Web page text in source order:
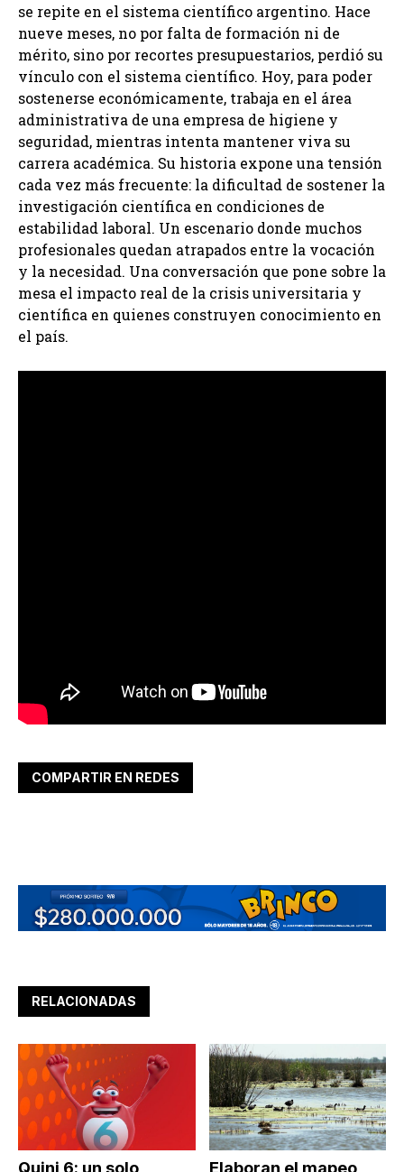
se repite en el sistema científico argentino. Hace
nueve meses, no por falta de formación ni de
mérito, sino por recortes presupuestarios, perdió su
vínculo con el sistema científico. Hoy, para poder
sostenerse económicamente, trabaja en el área
administrativa de una empresa de higiene y
seguridad, mientras intenta mantener viva su
carrera académica. Su historia expone una tensión
cada vez más frecuente: la dificultad de sostener la
investigación científica en condiciones de
estabilidad laboral. Un escenario donde muchos
profesionales quedan atrapados entre la vocación
y la necesidad. Una conversación que pone sobre la
mesa el impacto real de la crisis universitaria y
científica en quienes construyen conocimiento en
el país.
COMPARTIR EN REDES
RELACIONADAS
Quini 6: un solo Elaboran el mapeo